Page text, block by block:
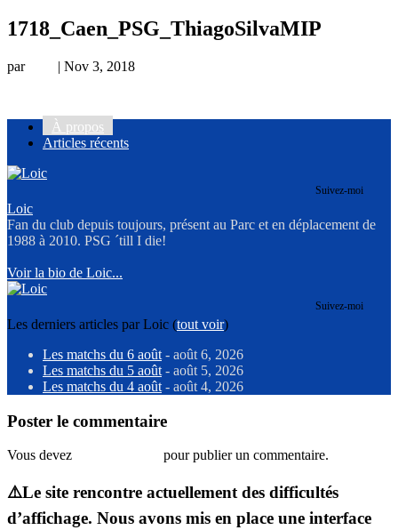
1718_Caen_PSG_ThiagoSilvaMIP
par | Nov 3, 2018
À propos
Articles récents
Suivez-moi
Loic
Fan du club depuis toujours, présent au Parc et en déplacement de
1988 à 2010. PSG ´till I die!
Voir la bio de Loic...
Suivez-moi
Les derniers articles par Loic (tout voir)
Les matchs du 6 août - août 6, 2026
Les matchs du 5 août - août 5, 2026
Les matchs du 4 août - août 4, 2026
Poster le commentaire
Vous devez pour publier un commentaire.
⚠️Le site rencontre actuellement des difficultés
d’affichage. Nous avons mis en place une interface